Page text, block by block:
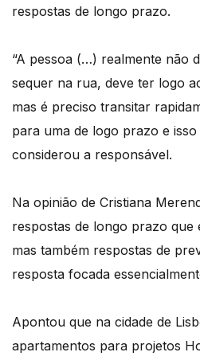
respostas de longo prazo.
“A pessoa (…) realmente não
sequer na rua, deve ter logo
mas é preciso transitar
para uma de logo prazo e
considerou a responsável.
Na opinião de Cristiana
respostas de longo prazo que
mas também respostas de
resposta focada
Apontou que na cidade de
apartamentos para projetos